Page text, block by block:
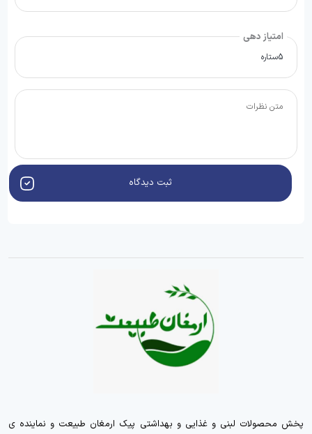
امتیاز دهی
ثبت دیدگاه
پخش محصولات لبنی و غذایی و بهداشتی پیک ارمغان طبیعت و نماینده ی